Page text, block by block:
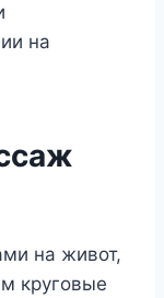
на
на живот,
круговые